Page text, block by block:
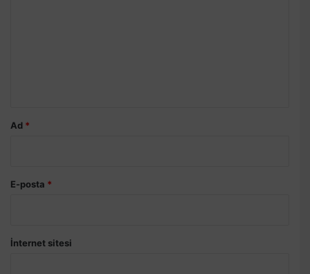
Ad *
E-posta *
İnternet sitesi